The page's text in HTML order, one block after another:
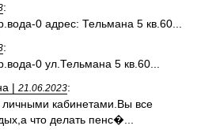
:
0 адрес: Тельмана 5 кв.60...
:
0 ул.Тельмана 5 кв.60...
| 21.06.2023:
кабинетами.Вы все
что делать пенс�...